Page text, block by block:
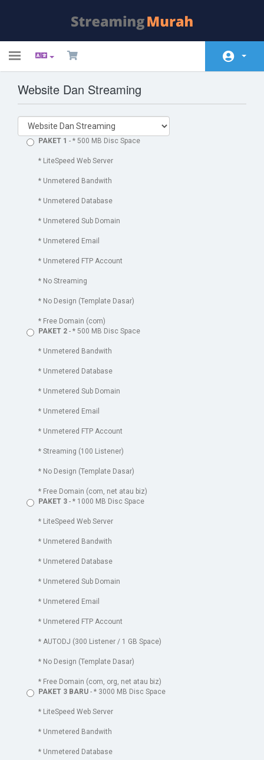
Toggle
בית
הודעות וחדשות
מאגר מידע
מצב הרשת
Website Dan Streaming
PAKET 1 - * 500 MB Disc Space
* LiteSpeed Web Server
* Unmetered Bandwith
* Unmetered Database
* Unmetered Sub Domain
* Unmetered Email
* Unmetered FTP Account
* No Streaming
* No Design (Template Dasar)
* Free Domain (com)
PAKET 2 - * 500 MB Disc Space
* Unmetered Bandwith
* Unmetered Database
* Unmetered Sub Domain
* Unmetered Email
* Unmetered FTP Account
* Streaming (100 Listener)
* No Design (Template Dasar)
* Free Domain (com, net atau biz)
PAKET 3 - * 1000 MB Disc Space
* LiteSpeed Web Server
* Unmetered Bandwith
* Unmetered Database
* Unmetered Sub Domain
* Unmetered Email
* Unmetered FTP Account
* AUTODJ (300 Listener / 1 GB Space)
* No Design (Template Dasar)
* Free Domain (com, org, net atau biz)
PAKET 3 BARU - * 3000 MB Disc Space
* LiteSpeed Web Server
* Unmetered Bandwith
* Unmetered Database